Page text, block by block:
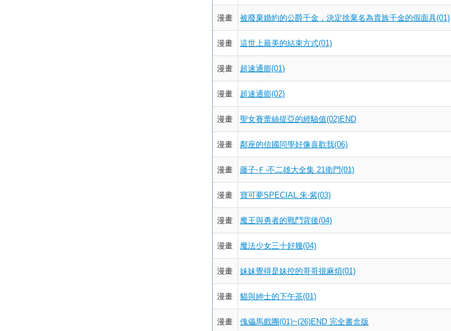
漫畫 被廢棄婚約的公爵千金，決定捨棄名為貴族千金的假面具(01)
漫畫 這世上最美的結束方式(01)
漫畫 超速通膨(01)
漫畫 超速通膨(02)
漫畫 聖女賽蕾絲提亞的經驗值(02)END
漫畫 鄰座的信國同學好像喜歡我(06)
漫畫 藤子‧Ｆ‧不二雄大全集 21衛門(01)
漫畫 寶可夢SPECIAL 朱‧紫(03)
漫畫 魔王與勇者的戰鬥背後(04)
漫畫 魔法少女三十好幾(04)
漫畫 妹妹覺得是妹控的哥哥很麻煩(01)
漫畫 貓與紳士的下午茶(01)
漫畫 傀儡馬戲團(01)~(26)END 完全書盒版